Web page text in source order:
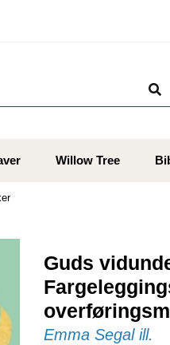
Willow Tree
Guds
Emma Segal ill.